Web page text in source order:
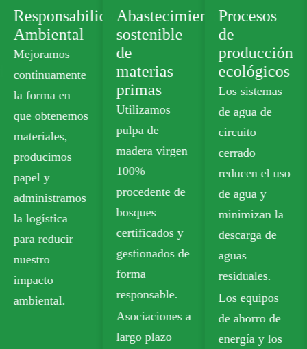
Abastecimiento
sostenible
de
materias
primas
Utilizamos
pulpa de
madera virgen
100%
procedente de
bosques
certificados y
forma
responsable.
Procesos
de
producción
ecológicos
Los sistemas
de agua de
circuito
cerrado
reducen el uso
de agua y
minimizan la
descarga de
aguas
residuales.
Los equipos
de ahorro de
energía y los
Cartera de
productos
verdes
Ofrecemos
cartón de
calidad
alimentaria sin
plástico que
cumple con
los estándares
de seguridad
para el
contacto con
alimentos.
Nuestras
opciones
reciclables